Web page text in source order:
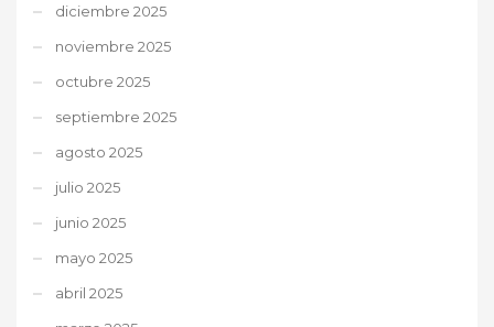
diciembre 2025
noviembre 2025
octubre 2025
septiembre 2025
agosto 2025
julio 2025
junio 2025
mayo 2025
abril 2025